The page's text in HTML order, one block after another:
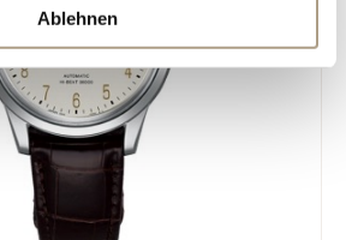
Ablehnen